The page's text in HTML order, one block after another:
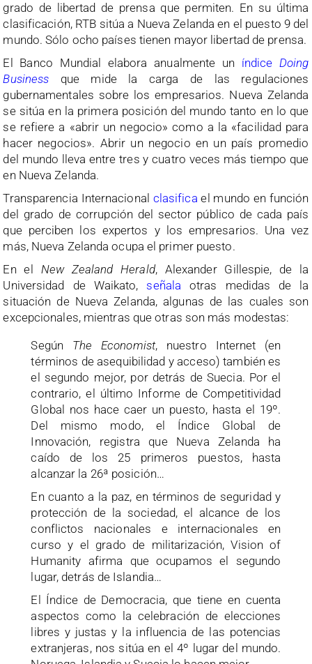
grado de libertad de prensa que permiten. En su última
clasificación, RTB sitúa a Nueva Zelanda en el puesto 9 del
mundo. Sólo ocho países tienen mayor libertad de prensa.
El Banco Mundial elabora anualmente un índiceDoing
Business que mide la carga de las regulaciones
gubernamentales sobre los empresarios. Nueva Zelanda
se sitúa en la primera posición del mundo tanto en lo que
se refiere a «abrir un negocio» como a la «facilidad para
hacer negocios». Abrir un negocio en un país promedio
del mundo lleva entre tres y cuatro veces más tiempo que
en Nueva Zelanda.
Transparencia Internacional clasifica el mundo en función
del grado de corrupción del sector público de cada país
que perciben los expertos y los empresarios. Una vez
más, Nueva Zelanda ocupa el primer puesto.
En el New Zealand Herald, Alexander Gillespie, de la
Universidad de Waikato, señala otras medidas de la
situación de Nueva Zelanda, algunas de las cuales son
excepcionales, mientras que otras son más modestas:
Según The Economist, nuestro Internet (en
términos de asequibilidad y acceso) también es
el segundo mejor, por detrás de Suecia. Por el
contrario, el último Informe de Competitividad
Global nos hace caer un puesto, hasta el 19º.
Del mismo modo, el Índice Global de
Innovación, registra que Nueva Zelanda ha
caído de los 25 primeros puestos, hasta
alcanzar la 26ª posición…
En cuanto a la paz, en términos de seguridad y
protección de la sociedad, el alcance de los
conflictos nacionales e internacionales en
curso y el grado de militarización, Vision of
Humanity afirma que ocupamos el segundo
lugar, detrás de Islandia…
El Índice de Democracia, que tiene en cuenta
aspectos como la celebración de elecciones
libres y justas y la influencia de las potencias
extranjeras, nos sitúa en el 4º lugar del mundo.